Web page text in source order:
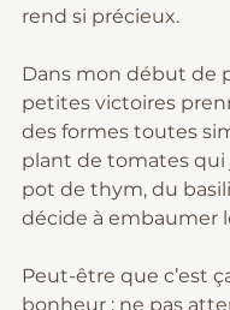
rend si précieux.
Dans mon début de
petites victoires
des formes toutes
plant de tomates qui
pot de thym, du
décide à embaumer
Peut-être que c’est
bonheur : ne pas